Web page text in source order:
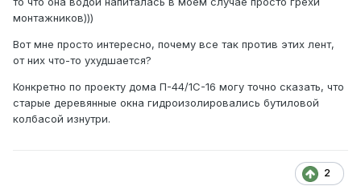
монтажников)))
Вот мне просто интересно, почему все так против этих лент,
от них что-то ухудшается?
Конкретно по проекту дома П-44/1С-16 могу точно сказать, что
старые деревянные окна гидроизолировались бутиловой
колбасой изнутри.
2